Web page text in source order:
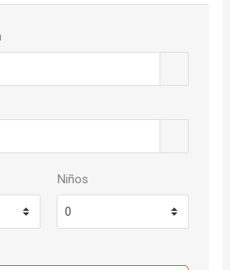
Niños